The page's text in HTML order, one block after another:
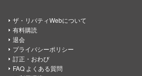
ザ・リバティWebについて
有料購読
退会
プライバシーポリシー
訂正・おわび
FAQ よくある質問